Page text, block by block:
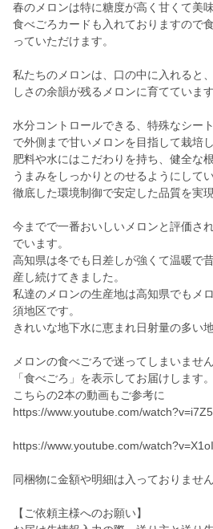
春のメロンは特に糖度が高く甘くて美
食べごろカードも入れておりますので
っていただけます。
私たちのメロンは、口の中に入れると
しさの余韻が残るメロンに育てています
水分コントロールできる、特殊なシー
で外側まで甘いメロンを目指して栽培
肥料や水にはこだわりを持ち、健全な
うまみをしっかりとのせるようにしてい
徹底した環境制御で安定した品質を実
今までで一番おいしいメロンと評価さ
でいます。
高知県は冬でも日差しが強くて温暖で
産し続けてきました。
私達のメロンの生産地は高知県でもメ
須地区です。
きれいな地下水に恵まれ日射量の多い地
メロンの食べごろで迷ってしまいませ
「食べごろ」を表示してお届けします。
こちらの2本の動画もご参考に
https://www.youtube.com/
https://www.youtube.com/
同梱物に金額や明細は入っておりません
【ご依頼主様へのお願い】